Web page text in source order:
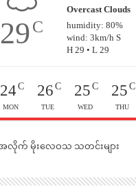
29C
Overcast Clouds
humidity: 80%
wind: 3km/h S
H 29 • L 29
24C
MON
26 C
TUE
25 C
WED
25 C
THU
လိုက် မိုးလေဝသ သတင်းများ